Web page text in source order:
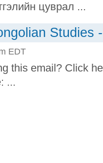
цуврал ...
Studies
EDT
this email? Click
...